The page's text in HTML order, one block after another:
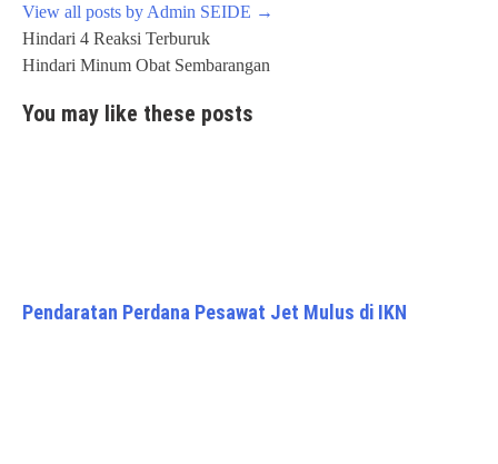
View all posts by Admin SEIDE →
Post
navigation
Hindari 4 Reaksi Terburuk
Hindari Minum Obat Sembarangan
You may like these posts
Pendaratan Perdana Pesawat Jet Mulus di IKN